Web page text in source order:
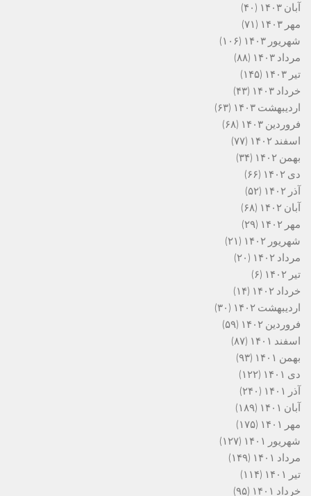
آبان ۱۴۰۳
(۴۰)
مهر ۱۴۰۳
(۷۱)
شهریور ۱۴۰۳
(۱۰۶)
مرداد ۱۴۰۳
(۸۸)
تیر ۱۴۰۳
(۱۴۵)
خرداد ۱۴۰۳
(۴۳)
اردیبهشت ۱۴۰۳
(۶۳)
فروردین ۱۴۰۳
(۶۸)
اسفند ۱۴۰۲
(۷۷)
بهمن ۱۴۰۲
(۳۴)
دی ۱۴۰۲
(۶۶)
آذر ۱۴۰۲
(۵۲)
آبان ۱۴۰۲
(۶۸)
مهر ۱۴۰۲
(۲۹)
شهریور ۱۴۰۲
(۲۱)
مرداد ۱۴۰۲
(۲۰)
تیر ۱۴۰۲
(۶)
خرداد ۱۴۰۲
(۱۴)
اردیبهشت ۱۴۰۲
(۳۰)
فروردین ۱۴۰۲
(۵۹)
اسفند ۱۴۰۱
(۸۷)
بهمن ۱۴۰۱
(۹۳)
دی ۱۴۰۱
(۱۲۲)
آذر ۱۴۰۱
(۲۴۰)
آبان ۱۴۰۱
(۱۸۹)
مهر ۱۴۰۱
(۱۷۵)
شهریور ۱۴۰۱
(۱۲۷)
مرداد ۱۴۰۱
(۱۴۹)
تیر ۱۴۰۱
(۱۱۴)
خرداد ۱۴۰۱
(۹۵)